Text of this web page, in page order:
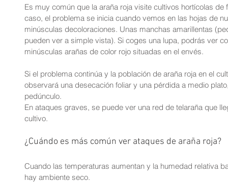
Es muy común que la araña roja visite cultivos hortícolas
caso, el problema se inicia cuando vemos en las hojas de
minúsculas decoloraciones. Unas manchas amarillentas
pueden ver a simple vista). Si coges una lupa, podrás ver
minúsculas arañas de color rojo situadas en el envés.
Si el problema continúa y la población de araña roja en el
observará una desecación foliar y una pérdida a medio
pedúnculo.
En ataques graves, se puede ver una red de telaraña que
cultivo.
¿Cuándo es más común ver ataques de araña roja?
Cuando las temperaturas aumentan y la humedad relativa
hay ambiente seco.